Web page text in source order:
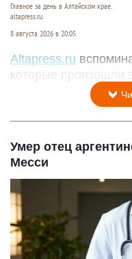
Главное за день в Алтайском крае.
altapress.ru.
8 августа 2026 в 20:05
Altapress.ru
которые произошли
Умер отец
Месси